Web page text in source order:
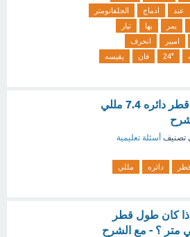
عند ادماج
الجلفانومتر
يمر بها
تيار
امبير
انحرف
24° فان
يقيسه
اذا كان طول قطر دائره 7.4 مللي
تصنيف أسئلة تعليمية
دائره
مللي
كان طول قطر